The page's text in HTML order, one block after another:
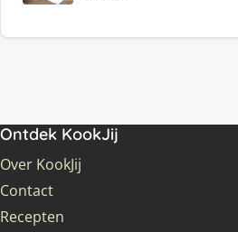
Ontdek KookJij
Over KookJij
Contact
Recepten